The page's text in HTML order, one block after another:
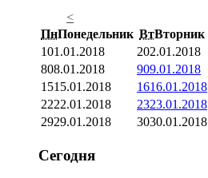
<
ПнПонедельник ВтВторник
101.01.2018 202.01.2018
808.01.2018 909.01.2018
1515.01.2018 1616.01.2018
2222.01.2018 2323.01.2018
2929.01.2018 3030.01.2018
Сегодня